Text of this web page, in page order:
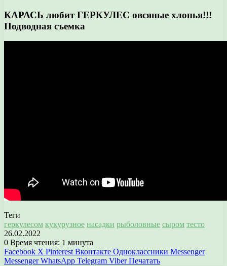
КАРАСЬ любит ГЕРКУЛЕС овсяные хлопья!!!
Подводная съемка
Теги
геркулесом кукурузное насадки рыболовные сыром тесто
26.02.2022
0 Время чтения: 1 минута
Facebook X Pinterest Вконтакте Одноклассники Messenger
Messenger WhatsApp Telegram Viber Печатать